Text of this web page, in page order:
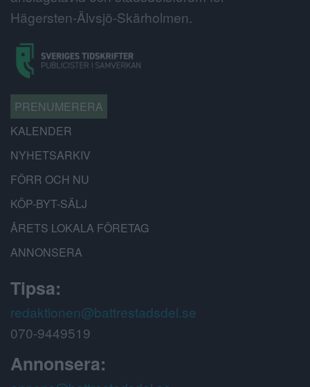
Hägersten-Älvsjö-Skärholmen.
PRENUMERERA
KALENDER
NYHETSARKIV
FÖRR OCH NU
KÖP-BYT-SÄLJ
ÅRETS LOKALA FÖRETAG
ANNONSERA
Tipsa:
redaktionen@battrestadsdel.se
070-9449519
Annonsera: